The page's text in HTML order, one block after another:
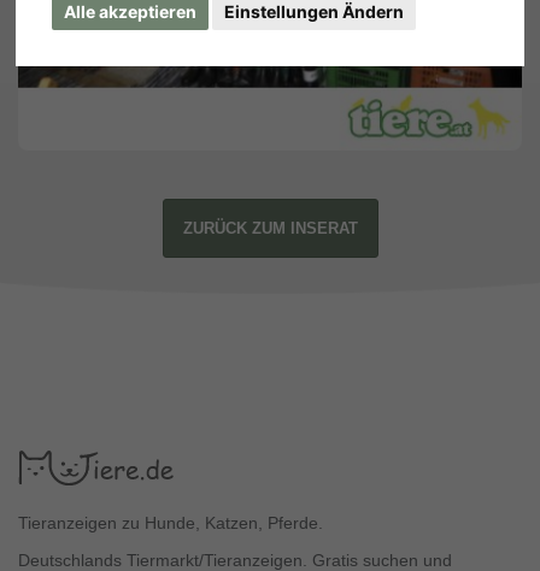
Alle akzeptieren Einstellungen Ändern
ZURÜCK ZUM INSERAT
Tieranzeigen zu Hunde, Katzen, Pferde.
Deutschlands Tiermarkt/Tieranzeigen. Gratis suchen und